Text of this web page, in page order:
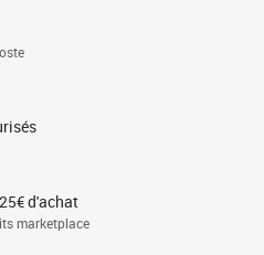
d'achat
marketplace